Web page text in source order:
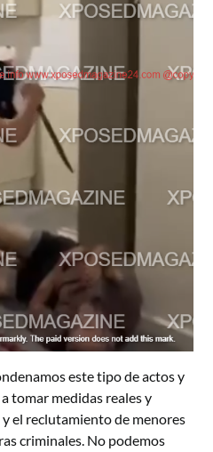
este tipo de actos y
tomar medidas reales y
el reclutamiento de menores
criminales. No podemos